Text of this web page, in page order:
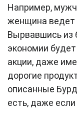
Например,
женщина ведет
Вырвавшись из
экономии
акции, даже
дорогие
описанные
есть, даже